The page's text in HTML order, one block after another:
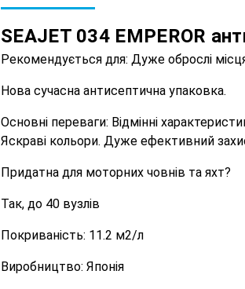
SEAJET 034 EMPEROR
Рекомендується для: Дуже оброслі
Нова сучасна антисептична упаковка.
Основні переваги: Відмінні
Яскраві кольори. Дуже ефективний
Придатна для моторних човнів та яхт?
Так, до 40 вузлів
Покриваність: 11.2 м2/л
Виробництво: Японія